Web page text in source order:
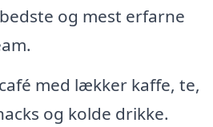
og mest erfarne
med lækker kaffe, te,
og kolde drikke.